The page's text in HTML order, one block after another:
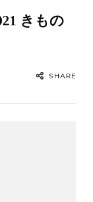
きもの
SHARE